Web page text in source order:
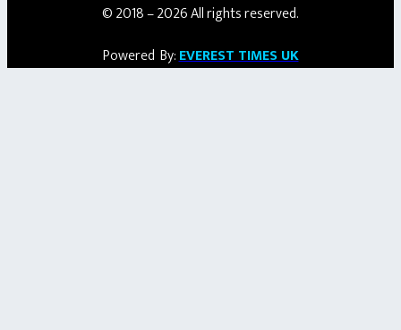
© 2018 – 2026 All rights reserved.
Powered By:EVEREST TIMES UK